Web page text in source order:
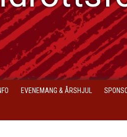
EVENEMANG & ÅRSHJUL